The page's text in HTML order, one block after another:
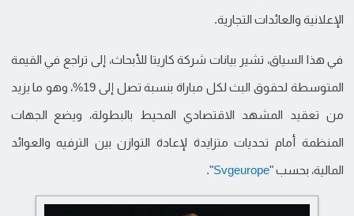
الإعلانية والعائدات التجارية.
في هذا السياق، تشير بيانات شركة كاريتا للأبحاث، إلى تراجع في القيمة
المتوسطة لحقوق البث لكل مباراة بنسبة تصل إلى 19%، وهو ما يزيد
من تعقيد المشهد الاقتصادي المحيط بالبطولة، ويضع الجهات
المنظمة أمام تحديات متزايدة لإعادة التوازن بين الترفيه والعوائد
المالية، بحسب "Svgeurope
".